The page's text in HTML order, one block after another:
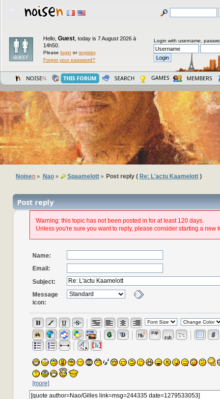
Hello, Guest today is 7 August 2026 à
14h50.
Please login orregister.
Forgot your password?
Login with username,
NOISEN THIS FORUM SEARCH GAMES MEMBERS
Noisen » Nao» Spaamelott» Post reply ( Re: L'actu Kaamelott )
Post reply
Warning: this topic has not been posted in for at least 120 days.
Unless you're sure you want to reply, please consider starting a new
Name:
Email:
Subject:
Message
icon:
[more]